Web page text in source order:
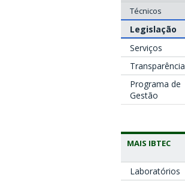
Técnicos
Legislação
Serviços
Transparência
Programa de
Gestão
MAIS IBTEC
Laboratórios